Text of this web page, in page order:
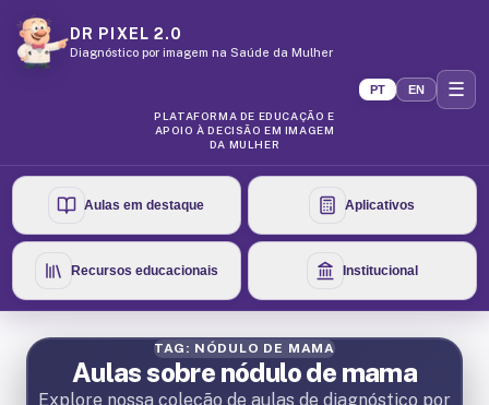
DR PIXEL 2.0
Diagnóstico por imagem na Saúde da Mulher
PLATAFORMA DE EDUCAÇÃO E
APOIO À DECISÃO EM IMAGEM
DA MULHER
PT EN ☰
Aulas em destaque Aplicativos
Recursos educacionais Institucional
TAG: NÓDULO DE MAMA
Aulas sobre nódulo de mama
Explore nossa coleção de aulas de diagnóstico por